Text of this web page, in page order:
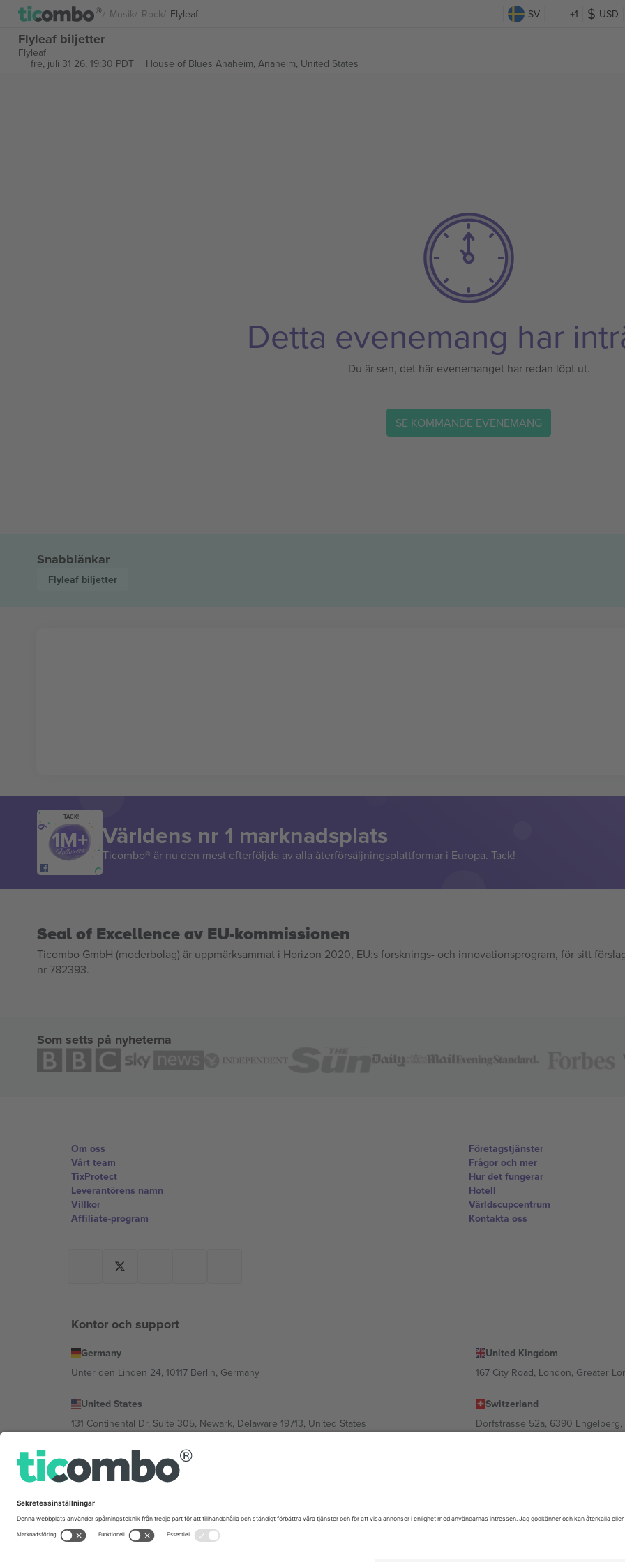
Musik Rock Flyleaf SV +1 USD
Flyleaf biljetter
Flyleaf
fre, juli 31 26, 19:30 PDT
House of Blues Anaheim, Anaheim, United States
Detta evenemang har
Du är sen, det här evenemanget har redan löpt ut.
SE KOMMANDE EVENEMANG
Snabblänkar
Flyleaf biljetter
TACK!
Världens nr 1 marknadsplats
Ticombo® är nu den mest efterföljda av alla återförsäljningsplattformar i Europa. Tack!
Seal of Excellence av EU-kommissionen
Ticombo GmbH (moderbolag) är uppmärksammat i Horizon 2020, EU:s forsknings- och innovationsprogram, för sitt
nr 782393.
Som setts på nyheterna
Om oss
Vårt team
TixProtect
Leverantörens namn
Villkor
Affiliate-program
Företagstjänster
Frågor och mer
Hur det fungerar
Hotell
Världscupcentrum
Kontakta oss
Kontor och support
Germany
Unter den Linden 24, 10117 Berlin, Germany
United Kingdom
167 City Road, London, Greater
United States
131 Continental Dr, Suite 305, Newark, Delaware 19713, United States
Switzerland
Dorfstrasse 52a, 6390
Bulgaria
Regus Sofia City West, bul Totleben 53-55, 1606 Sofia, Bulgaria
Mexico
Av Chapultepec 360, Roma Norte, Cuauhtémoc, 06700 Ciudad de México, CDMX, Mexico